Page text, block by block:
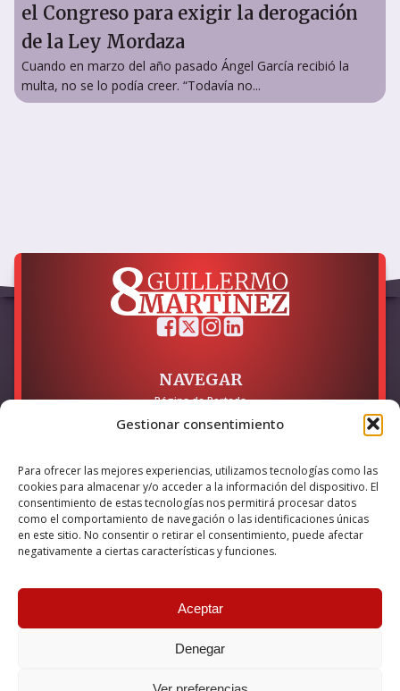
Gestionar consentimiento
Para ofrecer las mejores experiencias, utilizamos tecnologías como las
cookies para almacenar y/o acceder a la información del dispositivo. El
consentimiento de estas tecnologías nos permitirá procesar datos
como el comportamiento de navegación o las identificaciones únicas
en este sitio. No consentir o retirar el consentimiento, puede afectar
negativamente a ciertas características y funciones.
Aceptar
Denegar
el Congreso para exigir la derogación
de la Ley Mordaza
Cuando en marzo del año pasado Ángel García recibió la
multa, no se lo podía creer. “Todavía no...
NAVEGAR
Página de Portada
LEGAL
Política de Privacidad
Política de Cookies
Accesibilidad
Esta empresa ha sido beneficiaria del bono Kit Digital y lo ha
internet, financiado por la Unión Europea – NextGeneration EU
© 2026 Guillermo Martínez | Todos los derechos reservados |